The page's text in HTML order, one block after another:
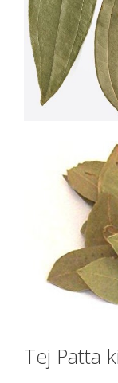
Tej Patta